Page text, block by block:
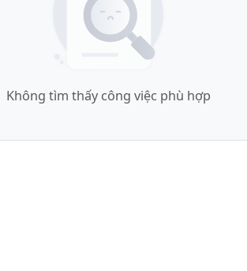
Không tìm thấy công việc phù hợp